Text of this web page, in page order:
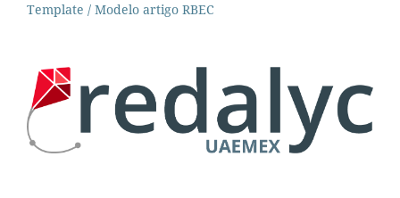
Template / Modelo artigo RBEC